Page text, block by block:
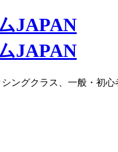
ングクラス、一般・初